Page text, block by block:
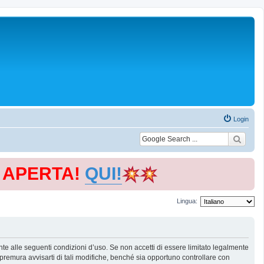
Login
QUI!
Lingua:
alle seguenti condizioni d’uso. Se non accetti di essere limitato legalmente
avvisarti di tali modifiche, benché sia opportuno controllare con